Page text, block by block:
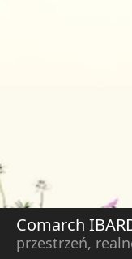
Comarch
przestrzeń,